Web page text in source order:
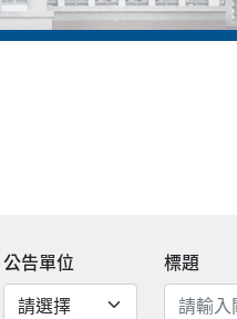
公告單位
標題